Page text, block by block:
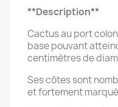
**Description**
Cactus au port
base pouvant
centimètres de
Ses côtes sont
et fortement